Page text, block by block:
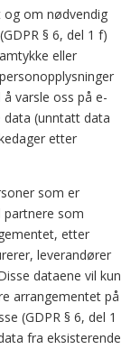
om nødvendig
§ 6, del 1 f)
eller
varsle oss på e-
data (unntatt data
etter
som er
som
etter
leverandører
dataene vil kun
arrangementet på
(GDPR § 6, del 1
fra eksisterende